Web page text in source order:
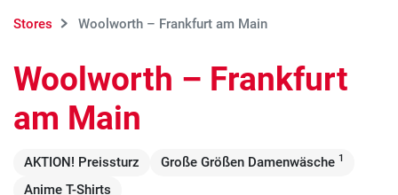
Stores Woolworth – Frankfurt am Main
Woolworth – Frankfurt
am Main
AKTION! Preissturz Große Größen Damenwäsche 1
Anime T-Shirts